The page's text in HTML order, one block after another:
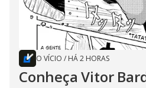
O VÍCIO / HÁ 2 HORAS
Conheça Vitor